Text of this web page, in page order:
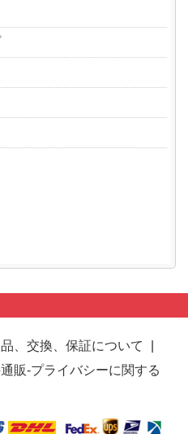
、交換、保証について
販-プライバシーに関する